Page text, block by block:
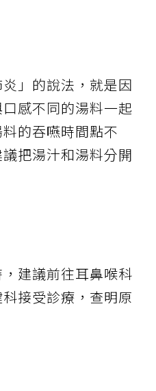
」的說法，就是因
感不同的湯料一起
的吞嚥時間點不
把湯汁和湯料分開
建議前往耳鼻喉科
接受診療，查明原